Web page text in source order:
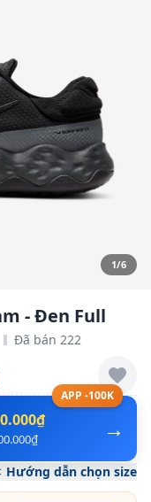
1/6
- Đen Full
Đã bán 222
APP -100K
→
Hướng dẫn chọn size